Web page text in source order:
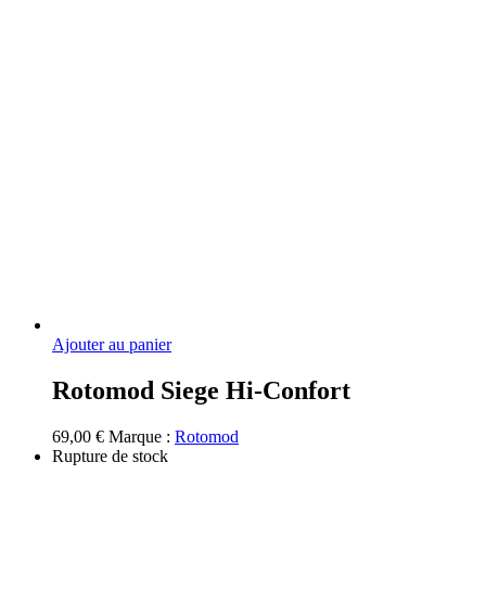
Ajouter au panier
Rotomod Siege Hi-Confort
69,00 € Marque : Rotomod
Rupture de stock